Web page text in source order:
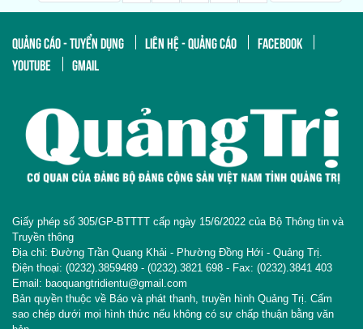
QUẢNG CÁO - TUYỂN DỤNG LIÊN HỆ - QUẢNG CÁO
FACEBOOK
YOUTUBE
GMAIL
Giấy phép số 305/GP-BTTTT cấp ngày 15/6/2022 của Bộ Thông tin và
Truyền thông
Địa chỉ: Đường Trần Quang Khải - Phường Đồng Hới - Quảng Trị.
Điện thoại: (0232).3859489 - (0232).3821 698 - Fax: (0232).3841 403
Email: baoquangtridientu@gmail.com
Bản quyền thuộc về Báo và phát thanh, truyền hình Quảng Trị. Cấm
sao chép dưới mọi hình thức nếu không có sự chấp thuận bằng văn